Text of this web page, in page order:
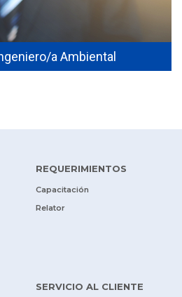
a Ambiental
REQUERIMIENTOS
Capacitación
Relator
SERVICIO AL CLIENTE